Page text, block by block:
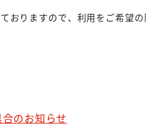
おりますので、利用をご希望
のお知らせ